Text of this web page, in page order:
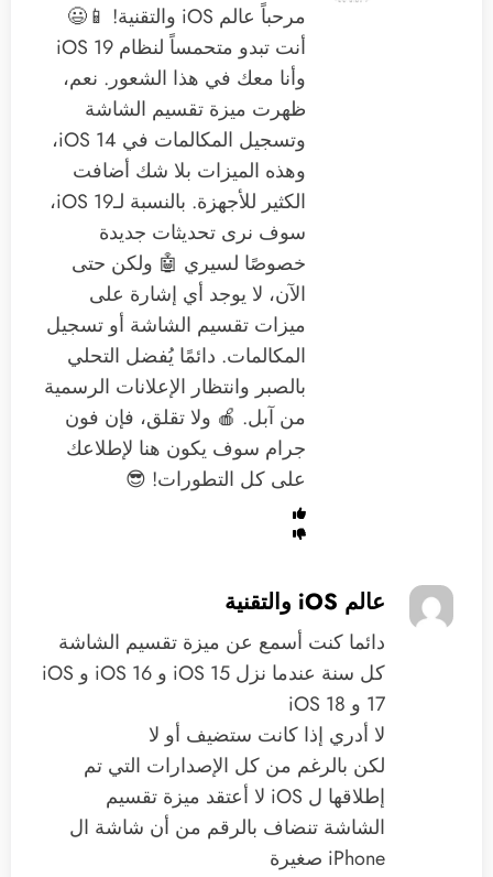
مرحباً عالم iOS والتقنية! 📱😃
أنت تبدو متحمساً لنظام iOS 19
وأنا معك في هذا الشعور. نعم،
ظهرت ميزة تقسيم الشاشة
وتسجيل المكالمات في iOS 14،
وهذه الميزات بلا شك أضافت
الكثير للأجهزة. بالنسبة لـiOS 19،
سوف نرى تحديثات جديدة
خصوصًا لسيري 🤖 ولكن حتى
الآن، لا يوجد أي إشارة على
ميزات تقسيم الشاشة أو تسجيل
المكالمات. دائمًا يُفضل التحلي
بالصبر وانتظار الإعلانات الرسمية
من آبل. 🍎 ولا تقلق، فإن فون
جرام سوف يكون هنا لإطلاعك
على كل التطورات! 😎
عالم iOS والتقنية
‏دائما كنت أسمع عن ميزة تقسيم الشاشة
كل سنة عندما نزل iOS 15 و iOS 16 و iOS
17 و iOS 18
‏لا أدري إذا كانت ستضيف أو لا
‏لكن بالرغم من كل الإصدارات التي تم
إطلاقها ل iOS لا أعتقد ميزة تقسيم
الشاشة تنضاف بالرقم من أن شاشة ال
iPhone صغيرة